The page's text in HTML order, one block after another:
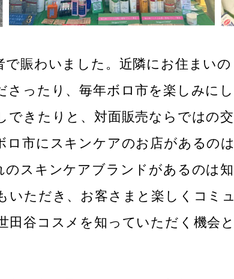
賑わいました。近隣にお住まいの
さったり、毎年ボロ市を楽しみにし
できたりと、対面販売ならではの交
ロ市にスキンケアのお店があるのは
のスキンケアブランドがあるのは知
いただき、お客さまと楽しくコミュ
田谷コスメを知っていただく機会と